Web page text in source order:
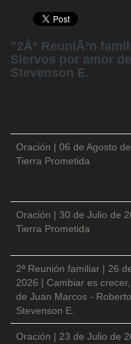
"2Âª ReuniÃ³n
Siervos por amor
Stevenson E.
Oración | 06 de Agosto
Tierra Prometida
Oración | 30 de Julio de
Tierra Prometida
2ª Reunión familiar | 26
2026 | Cambiar es
de Juan Marcos - Roberto
Stevenson E.
Oración | 23 de Julio de